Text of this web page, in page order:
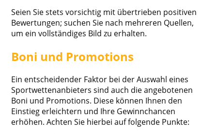
Seien Sie stets vorsichtig mit übertrieben positiven
Bewertungen; suchen Sie nach mehreren Quellen,
um ein vollständiges Bild zu erhalten.
Boni und Promotions
Ein entscheidender Faktor bei der Auswahl eines
Sportwettenanbieters sind auch die angebotenen
Boni und Promotions. Diese können Ihnen den
Einstieg erleichtern und Ihre Gewinnchancen
erhöhen. Achten Sie hierbei auf folgende Punkte: